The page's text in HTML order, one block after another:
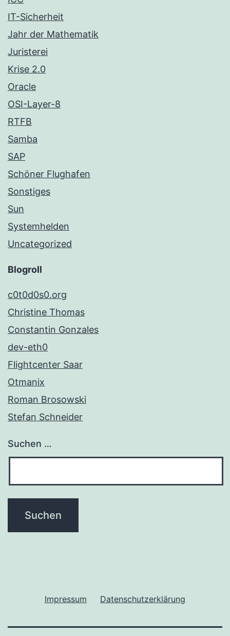
IT-Sicherheit
Jahr der Mathematik
Juristerei
Krise 2.0
Oracle
OSI-Layer-8
RTFB
Samba
SAP
Schöner Flughafen
Sonstiges
Sun
Systemhelden
Uncategorized
Blogroll
c0t0d0s0.org
Christine Thomas
Constantin Gonzales
dev-eth0
Flightcenter Saar
Otmanix
Roman Brosowski
Stefan Schneider
Suchen …
Impressum Datenschutzerklärung